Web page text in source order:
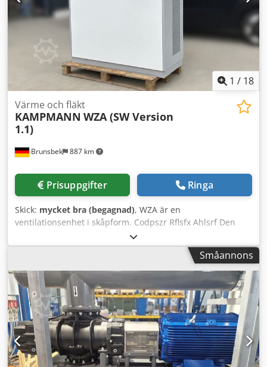
1 / 18
Brunsbek 887 km
Värme och fläkt
KAMPMANN WZA (SW Version
1.1)
Prisuppgifter Ringa
Skick: mycket bra (begagnad), WZA är en
ventilationsenhet i skåpform. Codpszr Rflsfx Ahlsrf Den
erbjuder funktioner för till- och frånluft med integrerad
värme- och fuktåtervinning. UteLuften tillförs via en
fasadanslutning. Enheterna togs i drift under 2023, men
användes endast i cirka 1 till 1,5 år. Totalt finns 6 stycken
tillgängliga. Ett köp av hela partiet föredras, men en
försäljning av enskilda enheter är också möjlig. Juridisk
anmärkning gällande produktsäkerhet (GPSR): Detta är en
produkt som har bevisligen marknadsförts lagligt inom
Europeiska unionen före den 13 december 2024. Den
omfattas därför, enligt artikel 54 i EU-förordningen
2023/988 (GPSR), av den lagstadgade
Småannons